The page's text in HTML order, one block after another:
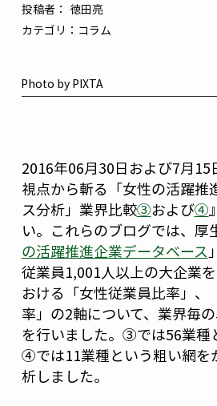
Photo by PIXTA
2016年06月30日および7月15
視点から斬る「女性の活躍推
ス分析」業界比較③および④
い。これらのブログでは、厚
の活躍推進企業データベース
従業員1,001人以上の大企業
おける「女性従業員比率」、
率」の2軸について、業界毎
を行いました。③では56業種
④では11業種という粗い網を
析しました。
投稿者：
コラム
カテゴリ：
徳田亮